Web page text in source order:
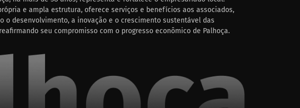
e ampla estrutura, oferece serviços e benefícios aos associados,
o desenvolvimento, a inovação e o crescimento sustentável das
seu compromisso com o progresso econômico de Palhoça.